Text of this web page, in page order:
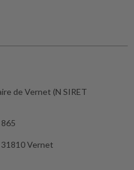
de Vernet (N SIRET
Vernet